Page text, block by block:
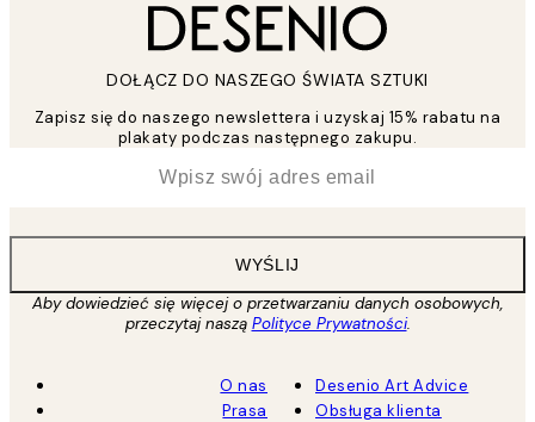
DOŁĄCZ DO NASZEGO ŚWIATA SZTUKI
Zapisz się do naszego newslettera i uzyskaj 15% rabatu na
plakaty podczas następnego zakupu.
WYŚLIJ
Aby dowiedzieć się więcej o przetwarzaniu danych osobowych,
przeczytaj naszą Polityce Prywatności.
O nas
Prasa
Desenio Art Advice
Obsługa klienta